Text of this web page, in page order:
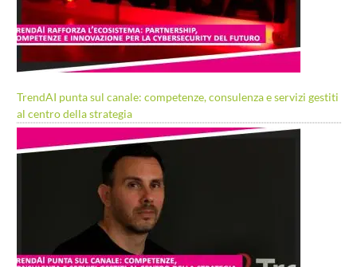
TrendAI punta sul canale: competenze, consulenza e servizi gestiti
al centro della strategia